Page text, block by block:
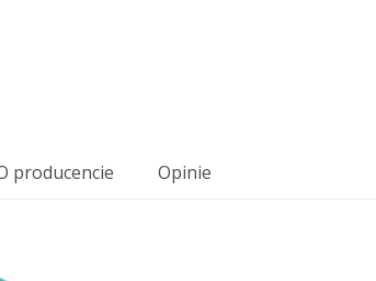
producencie Opinie